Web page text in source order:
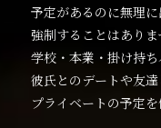
予定があるのに無理
強制することはあり
学校・本業・掛け持
彼氏とのデートや友
プライベートの予定